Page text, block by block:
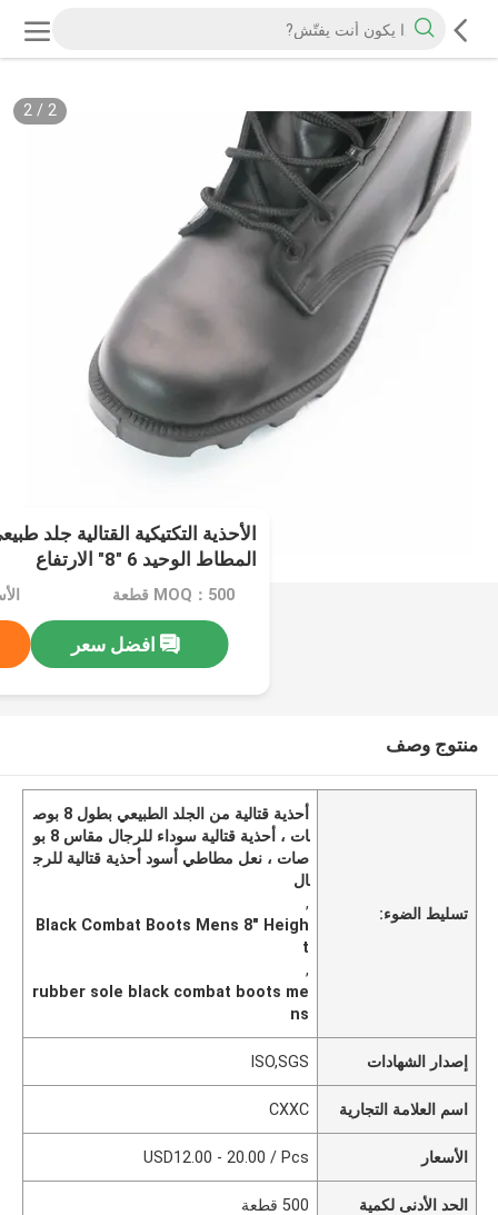
2
/
2
الأحذية التكتيكية القتالية جلد
المطاط الوحيد 6 "8" الارتفاع
MOQ：500 قطعة
افضل سعر
منتوج وصف
تسليط الضوء:
أحذية قتالية من الجلد الطبيعي بطول 8 بوص
ات ، أحذية قتالية سوداء للرجال مقاس 8 بو
صات ، نعل مطاطي أسود أحذية قتالية للرج
ال
,
Black Combat Boots Mens 8" Heigh
t
,
rubber sole black combat boots me
ns
إصدار الشهادات ISO,SGS
اسم العلامة التجارية CXXC
الأسعار USD12.00 - 20.00 / Pcs
الحد الأدنى لكمية 500 قطعة